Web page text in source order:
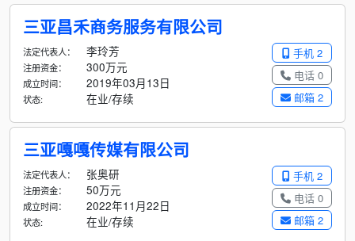
三亚昌禾商务服务有限公司
手机 2
电话 0
邮箱 2
法定代表人： 李玲芳
注册资金： 300万元
成立时间： 2019年03月13日
状态: 在业/存续
三亚嘎嘎传媒有限公司
手机 2
电话 0
邮箱 2
法定代表人： 张奥研
注册资金： 50万元
成立时间： 2022年11月22日
状态: 在业/存续